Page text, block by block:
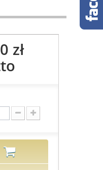
zł